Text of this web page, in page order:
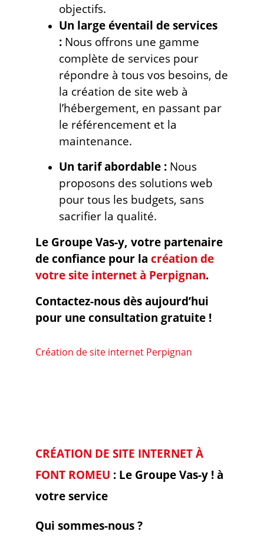
objectifs.
Un large éventail de services
: Nous offrons une gamme
complète de services pour
répondre à tous vos besoins, de
la création de site web à
l’hébergement, en passant par
le référencement et la
maintenance.
Un tarif abordable : Nous
proposons des solutions web
pour tous les budgets, sans
sacrifier la qualité.
Le Groupe Vas-y, votre partenaire
de confiance pour la création de
votre site internet à Perpignan.
Contactez-nous dès aujourd’hui
pour une consultation gratuite !
Création de site internet Perpignan
CRÉATION DE SITE INTERNET À
FONT ROMEU : Le Groupe Vas-y ! à
votre service
Qui sommes-nous ?